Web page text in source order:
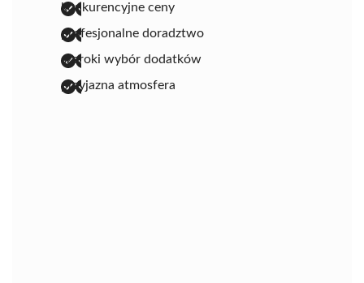
konkurencyjne ceny
profesjonalne doradztwo
szeroki wybór dodatków
przyjazna atmosfera